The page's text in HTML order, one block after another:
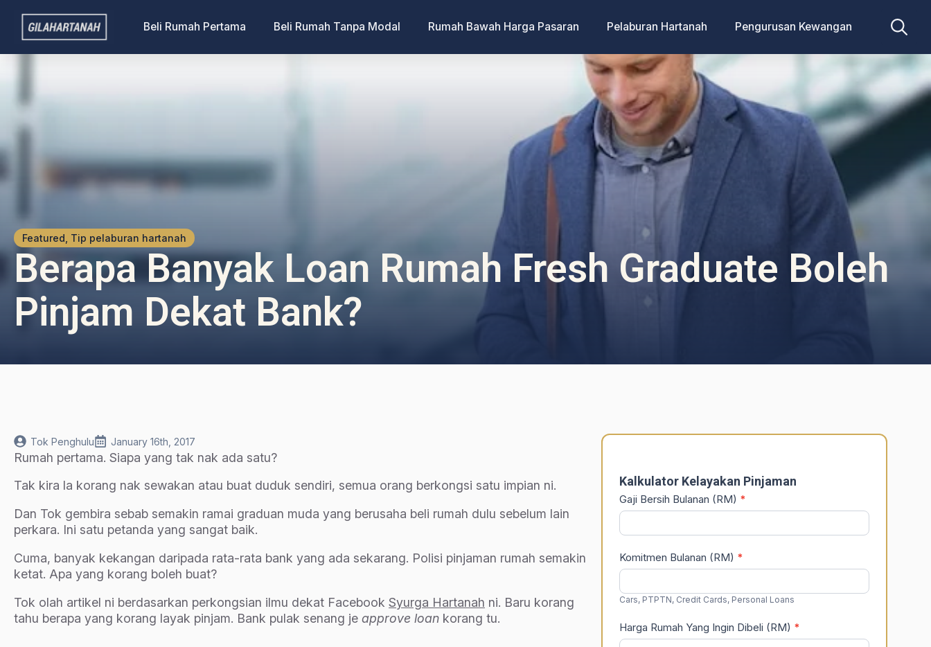
Beli Rumah Pertama Beli Rumah Tanpa Modal Rumah Bawah Harga Pasaran Pelaburan Hartanah Pengurusan Kewangan
Search
for:
Featured, Tip pelaburan hartanah
Berapa Banyak Loan Rumah Fresh Graduate Boleh
Pinjam Dekat Bank?
Tok Penghulu January 16th, 2017
Rumah pertama. Siapa yang tak nak ada satu?
Tak kira la korang nak sewakan atau buat duduk sendiri, semua orang berkongsi satu impian ni.
Dan Tok gembira sebab semakin ramai graduan muda yang berusaha beli rumah dulu sebelum lain
perkara. Ini satu petanda yang sangat baik.
Cuma, banyak kekangan daripada rata-rata bank yang ada sekarang. Polisi pinjaman rumah semakin
ketat. Apa yang korang boleh buat?
Tok olah artikel ni berdasarkan perkongsian ilmu dekat Facebook Syurga Hartanah ni. Baru korang
tahu berapa yang korang layak pinjam. Bank pulak senang je approve loan korang tu.
Calculator
Kalkulator Kelayakan Pinjaman
Gaji Bersih Bulanan (RM) *
Komitmen Bulanan (RM) *
Cars, PTPTN, Credit Cards, Personal Loans
Harga Rumah Yang Ingin Dibeli (RM) *